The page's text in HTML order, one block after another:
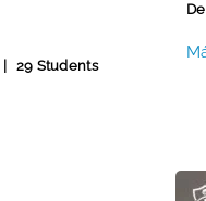
29 Students